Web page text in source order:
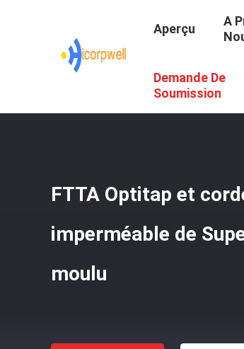
Aperçu
A
Demande De
Soumission
Câbles De Fibre
FTTA Optitap et
imperméable de
moulu